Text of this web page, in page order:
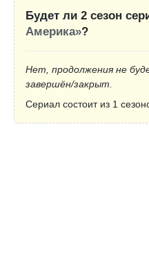
Будет ли 2 сезон
Америка»?
Нет, продолжения не
завершён/закрыт.
Сериал состоит из 1